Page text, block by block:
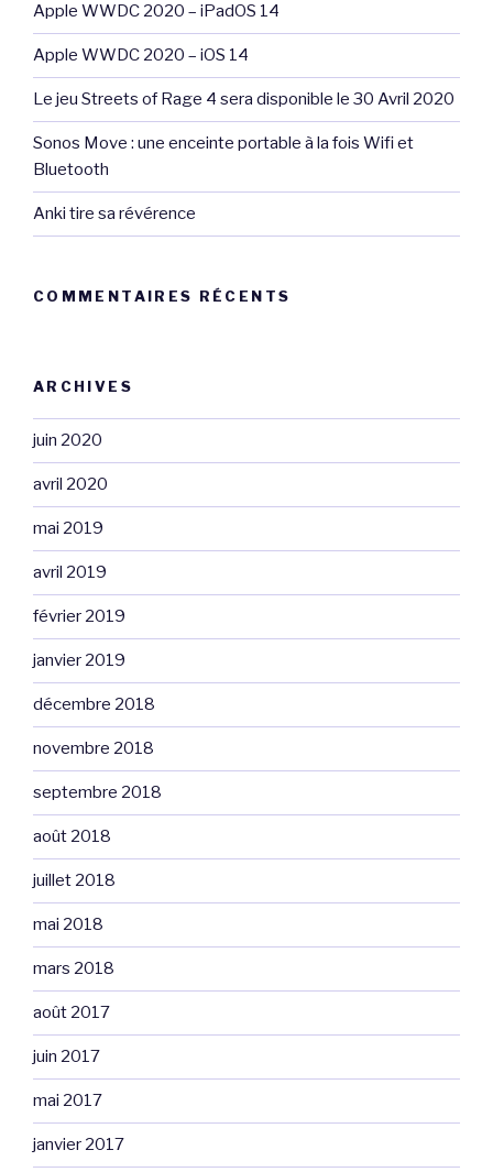
Apple WWDC 2020 – iPadOS 14
Apple WWDC 2020 – iOS 14
Le jeu Streets of Rage 4 sera disponible le 30 Avril 2020
Sonos Move : une enceinte portable à la fois Wifi et
Bluetooth
Anki tire sa révérence
COMMENTAIRES RÉCENTS
ARCHIVES
juin 2020
avril 2020
mai 2019
avril 2019
février 2019
janvier 2019
décembre 2018
novembre 2018
septembre 2018
août 2018
juillet 2018
mai 2018
mars 2018
août 2017
juin 2017
mai 2017
janvier 2017